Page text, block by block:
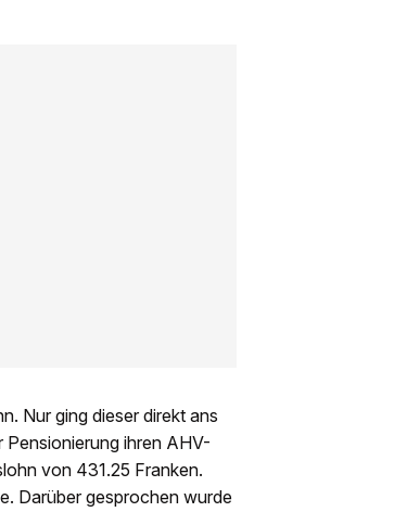
Nur ging dieser direkt ans
Pensionierung ihren AHV-
von 431.25 Franken.
Darüber gesprochen wurde